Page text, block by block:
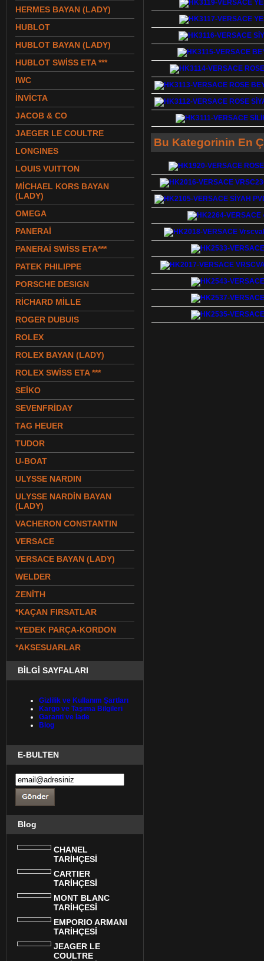
HERMES BAYAN (LADY)
HUBLOT
HUBLOT BAYAN (LADY)
HUBLOT SWİSS ETA ***
IWC
İNVİCTA
JACOB & CO
JAEGER LE COULTRE
LONGINES
LOUIS VUITTON
MİCHAEL KORS BAYAN
(LADY)
OMEGA
PANERAİ
PANERAİ SWİSS ETA***
PATEK PHILIPPE
PORSCHE DESIGN
RİCHARD MİLLE
ROGER DUBUIS
ROLEX
ROLEX BAYAN (LADY)
ROLEX SWİSS ETA ***
SEİKO
SEVENFRİDAY
TAG HEUER
TUDOR
U-BOAT
ULYSSE NARDIN
ULYSSE NARDİN BAYAN
(LADY)
VACHERON CONSTANTIN
VERSACE
VERSACE BAYAN (LADY)
WELDER
ZENİTH
*KAÇAN FIRSATLAR
*YEDEK PARÇA-KORDON
*AKSESUARLAR
BİLGİ SAYFALARI
Gizlilik ve Kullanım Şartları
Kargo ve Taşıma Bilgileri
Garanti ve İade
Blog
E-BULTEN
Blog
CHANEL
TARİHÇESİ
CARTIER
TARİHÇESİ
MONT BLANC
TARİHÇESİ
EMPORIO ARMANI
TARİHÇESİ
JEAGER LE
COULTRE
Bu Kategorinin En